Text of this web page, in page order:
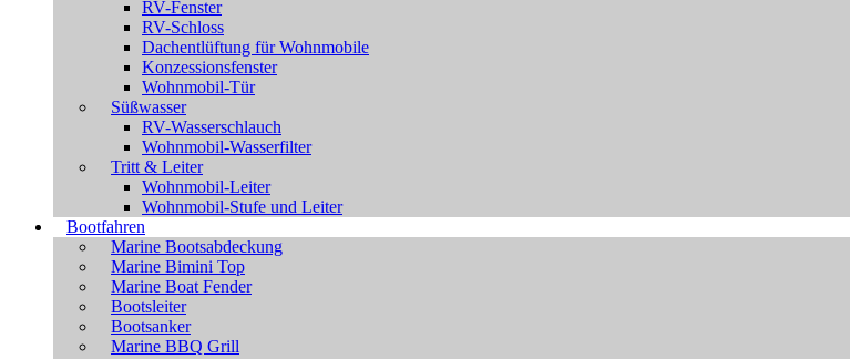
RV-Fenster
RV-Schloss
Dachentlüftung für Wohnmobile
Konzessionsfenster
Wohnmobil-Tür
Süßwasser
RV-Wasserschlauch
Wohnmobil-Wasserfilter
Tritt & Leiter
Wohnmobil-Leiter
Wohnmobil-Stufe und Leiter
Bootfahren
Marine Bootsabdeckung
Marine Bimini Top
Marine Boat Fender
Bootsleiter
Bootsanker
Marine BBQ Grill